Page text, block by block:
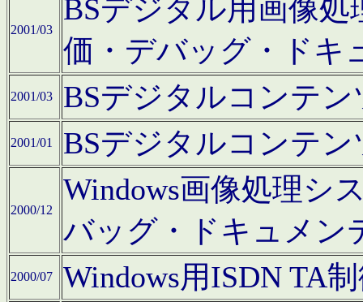
2001/03
BSデジタル用画像
価・デバッグ・ドキ
2001/03 BSデジタルコンテ
2001/01 BSデジタルコンテ
2000/12
Windows画像処理シ
バッグ・ドキュメン
2000/07 Windows用ISDN TA